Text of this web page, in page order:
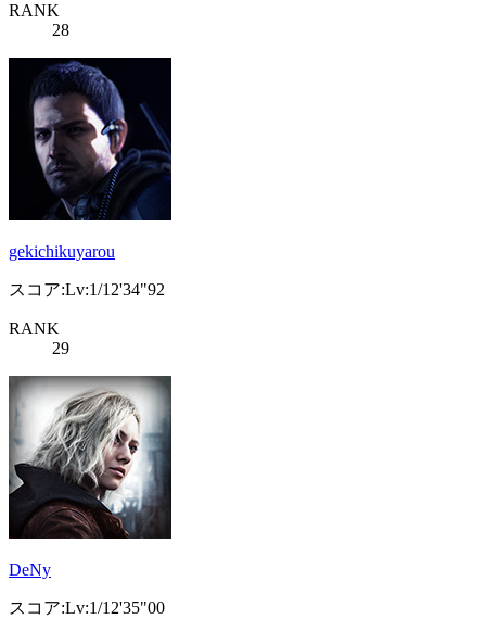
RANK
28
gekichikuyarou
スコア:Lv:1/12'34"92
RANK
29
DeNy
スコア:Lv:1/12'35"00